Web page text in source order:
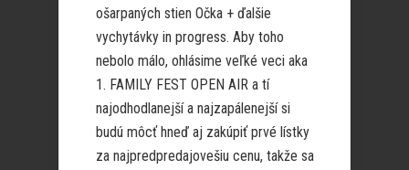
ošarpaných stien Očka + ďalšie
vychytávky in progress. Aby toho
nebolo málo, ohlásime veľké veci aka
1. FAMILY FEST OPEN AIR a tí
najodhodlanejší a najzapálenejší si
budú môcť hneď aj zakúpiť prvé lístky
za najpredpredajovešiu cenu, takže sa